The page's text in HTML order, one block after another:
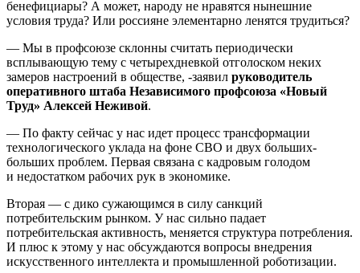
бенефициары? А может, народу не нравятся нынешние
условия труда? Или россияне элементарно ленятся трудиться?
— Мы в профсоюзе склонны считать периодически
всплывающую тему с четырехдневкой отголоском неких
замеров настроений в обществе, -заявил руководитель
оперативного штаба Независимого профсоюза «Новый
Труд» Алексей Неживой.
— По факту сейчас у нас идет процесс трансформации
технологического уклада на фоне СВО и двух больших-
больших проблем. Первая связана с кадровым голодом
и недостатком рабочих рук в экономике.
Вторая — с дико сужающимся в силу санкций
потребительским рынком. У нас сильно падает
потребительская активность, меняется структура потребления.
И плюс к этому у нас обсуждаются вопросы внедрения
искусственного интеллекта и промышленной роботизации.